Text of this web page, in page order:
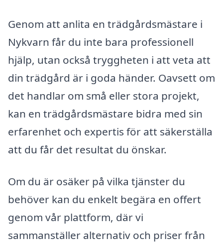
Genom att anlita en trädgårdsmästare i
Nykvarn får du inte bara professionell
hjälp, utan också tryggheten i att veta att
din trädgård är i goda händer. Oavsett om
det handlar om små eller stora projekt,
kan en trädgårdsmästare bidra med sin
erfarenhet och expertis för att säkerställa
att du får det resultat du önskar.
Om du är osäker på vilka tjänster du
behöver kan du enkelt begära en offert
genom vår plattform, där vi
sammanställer alternativ och priser från